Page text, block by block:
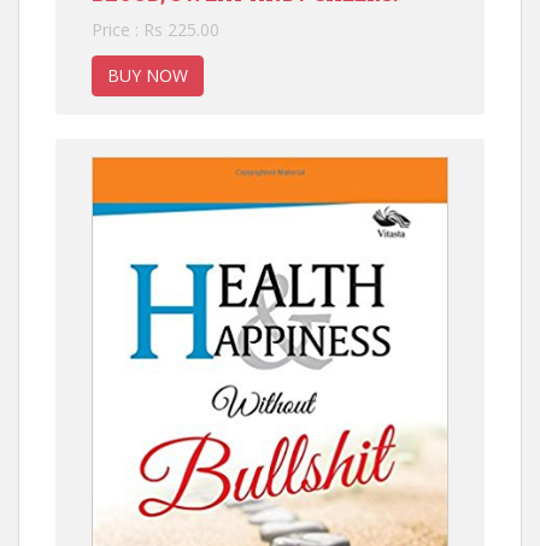
Price : Rs 225.00
BUY NOW